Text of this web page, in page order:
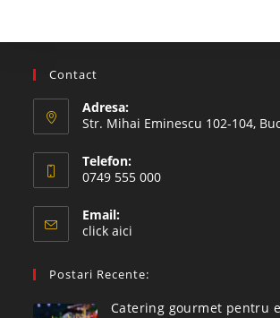
Contact
Adresa:
Str. Mihai Eminescu 102-104,
Telefon:
0749 555 000
Email:
click aici
Postari Recente:
Catering gourmet pentru